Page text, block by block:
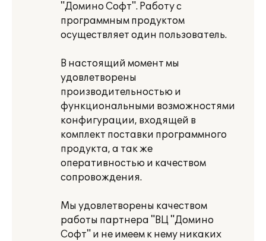
"Домино Софт". Работу с
программным продуктом
осуществляет один пользователь.
В настоящий момент мы
удовлетворены
производительностью и
функциональными возможностями
конфигурации, входящей в
комплект поставки программного
продукта, а так же
оперативностью и качеством
сопровождения.
Мы удовлетворены качеством
работы партнера "ВЦ "Домино
Софт" и не имеем к нему никаких